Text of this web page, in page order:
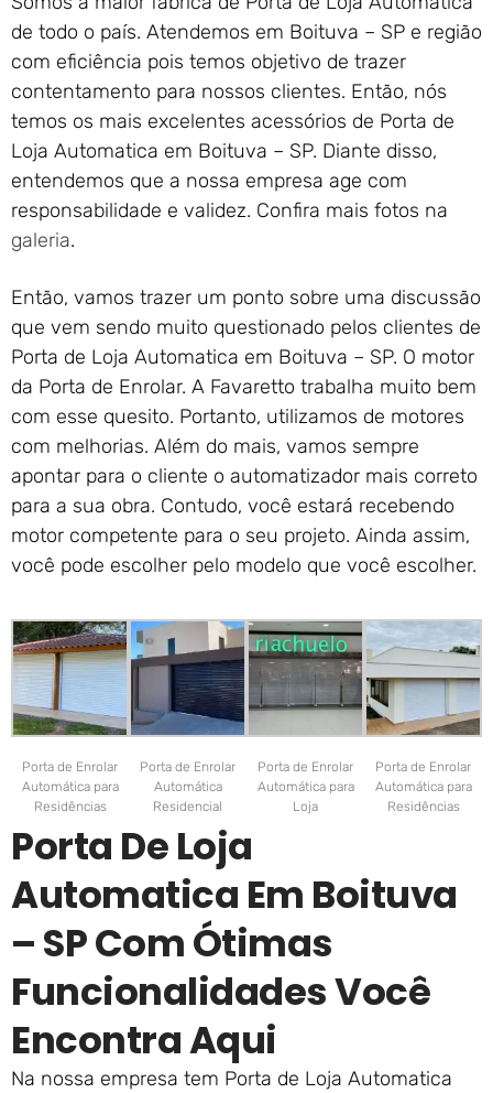
Enrolar em Petrópolis – RJ
Portão de Garagem de
Enrolar em Paraty – RJ
Portão de Garagem de
Enrolar em Nova Iguaçu – RJ
Portão de Garagem de
Enrolar em Nova Friburgo –
RJ
de todo o país. Atendemos em Boituva – SP e região
com eficiência pois temos objetivo de trazer
contentamento para nossos clientes. Então, nós
temos os mais excelentes acessórios de Porta de
Loja Automatica em Boituva – SP. Diante disso,
entendemos que a nossa empresa age com
responsabilidade e validez. Confira mais fotos na
galeria.
Então, vamos trazer um ponto sobre uma discussão
que vem sendo muito questionado pelos clientes de
Porta de Loja Automatica em Boituva – SP. O motor
da Porta de Enrolar. A Favaretto trabalha muito bem
com esse quesito. Portanto, utilizamos de motores
com melhorias. Além do mais, vamos sempre
apontar para o cliente o automatizador mais correto
para a sua obra. Contudo, você estará recebendo
motor competente para o seu projeto. Ainda assim,
você pode escolher pelo modelo que você escolher.
Porta de Enrolar
Automática para
Residências
Porta de Enrolar
Automática
Residencial
Porta de Enrolar
Automática para
Loja
Porta de Enrolar
Automática para
Residências
Porta De Loja
Automatica Em Boituva
– SP Com Ótimas
Funcionalidades Você
Encontra Aqui
Na nossa empresa tem Porta de Loja Automatica